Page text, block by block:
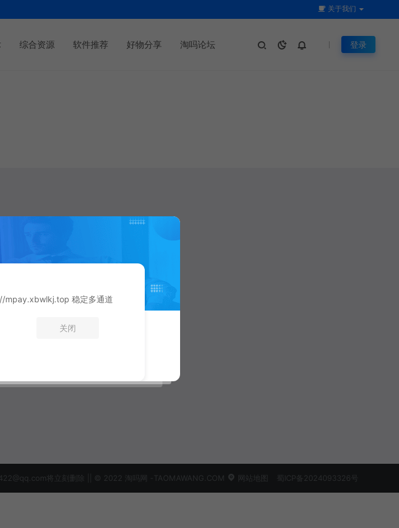
关于我们
综合资源 软件推荐 好物分享 淘吗论坛 登录
将立刻删除 || © 2022 淘吗网 -TAOMAWANG.COM 网站地图 蜀ICP备2024093326号
mpay.xbwlkj.top 稳定多通道
关闭